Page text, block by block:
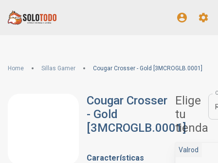
Home Sillas Gamer Cougar Crosser - Gold [3MCROGLB.0001]
Cougar Crosser
- Gold
[3MCROGLB.0001]
Características
Elige
tu
tienda
Valrod